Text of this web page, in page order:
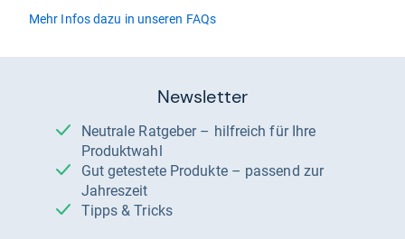
Mehr Infos dazu in unseren FAQs
Newsletter
Neutrale Ratgeber – hilfreich für Ihre
Produktwahl
Gut getestete Produkte – passend zur
Jahreszeit
Tipps & Tricks